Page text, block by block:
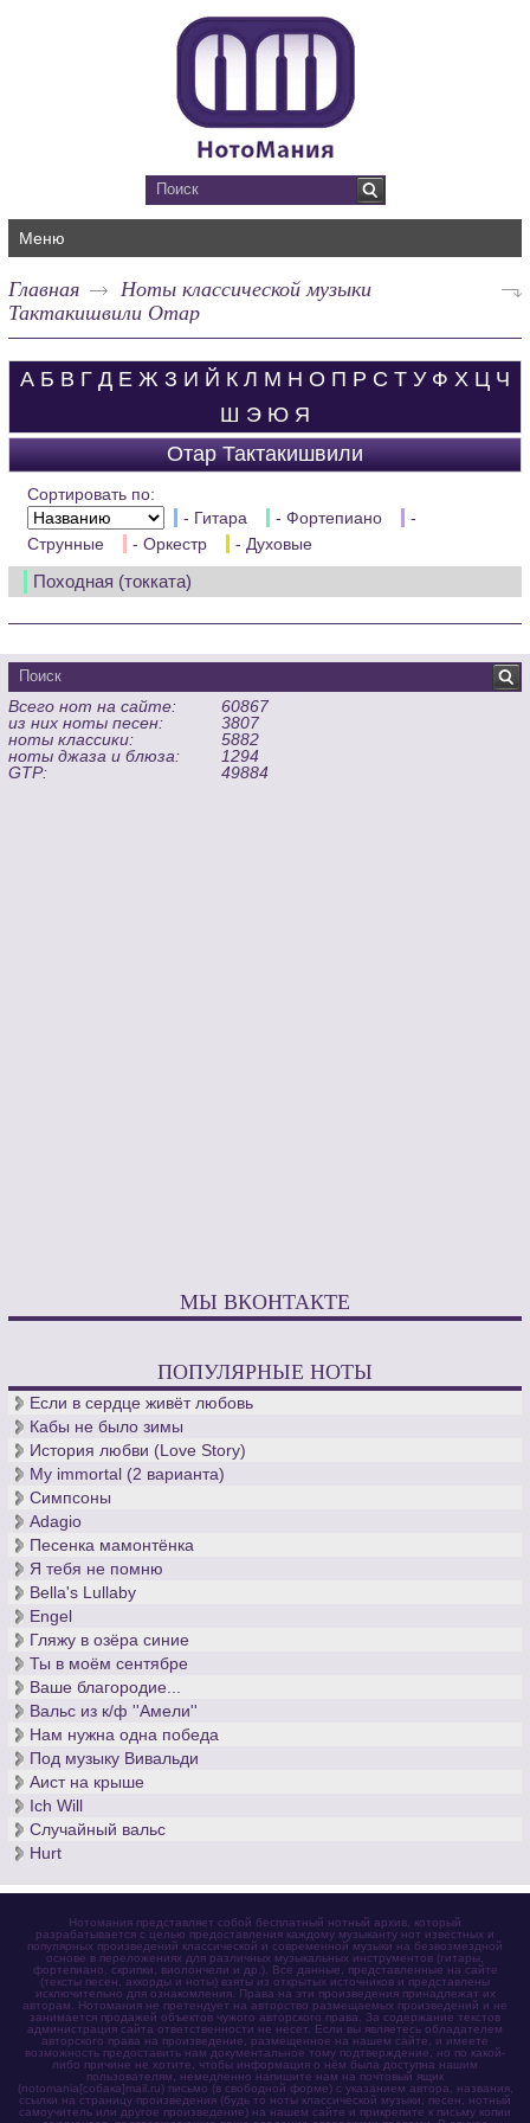
Меню
Главная
Ноты классической музыки
Тактакишвили Отар
А Б В Г Д Е Ж З И Й К Л М Н О П Р С Т У Ф Х Ц Ч
Ш Э Ю Я
Отар Тактакишвили
Сортировать по:
- Гитара
- Фортепиано
-
Струнные
- Оркестр - Духовые
Походная (токката)
Всего нот на сайте:
60867
из них ноты песен:
3807
ноты классики:
5882
ноты джаза и блюза:
1294
GTP:
49884
МЫ ВКОНТАКТЕ
ПОПУЛЯРНЫЕ НОТЫ
Если в сердце живёт любовь
Кабы не было зимы
История любви (Love Story)
My immortal (2 варианта)
Симпсоны
Adagio
Песенка мамонтёнка
Я тебя не помню
Bella's Lullaby
Engel
Гляжу в озёра синие
Ты в моём сентябре
Ваше благородие...
Вальс из к/ф ''Амели''
Нам нужна одна победа
Под музыку Вивальди
Аист на крыше
Ich Will
Случайный вальс
Hurt
Нотомания представляет собой бесплатный нотный архив, который
разрабатывается с целью предоставления каждому музыканту нот известных и
популярных произведений классической и современной музыки на безвозмездной
основе в переложениях для различных музыкальных инструментов (гитары,
фортепиано, скрипки, виолончели и др.). Все данные, представленные на сайте
(тексты песен, аккорды и ноты) взяты из открытых источников и представлены
исключительно для ознакомления. Права на эти произведения принадлежат их
авторам. Нотомания не претендует на авторство размещаемых произведений и не
занимается продажей объектов чужого авторского права. За содержание текстов
администрация сайта ответственности не несет. Если вы являетесь обладателем
авторского права на произведение, размещенное на нашем сайте, и имеете
возможность предоставить нам документальное тому подтверждение, но по какой-
либо причине не хотите, чтобы информация о нём была доступна нашим
пользователям, немедленно напишите нам на почтовый ящик
(notomania[собака]mail.ru) письмо (в свободной форме) с указанием автора, названия,
ссылки на страницу произведения (будь то ноты классической музыки, песен, нотный
самоучитель или другое произведение) на нашем сайте и прикрепите к письму копии